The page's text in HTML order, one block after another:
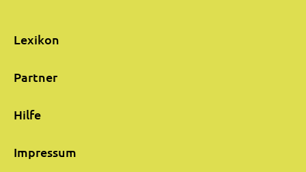
Lexikon
Partner
Hilfe
Impressum